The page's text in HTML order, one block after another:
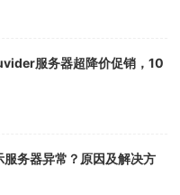
服务器超降价促销，10
务器异常？原因及解决方